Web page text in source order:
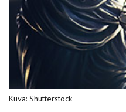
Kuva: Shutterstock